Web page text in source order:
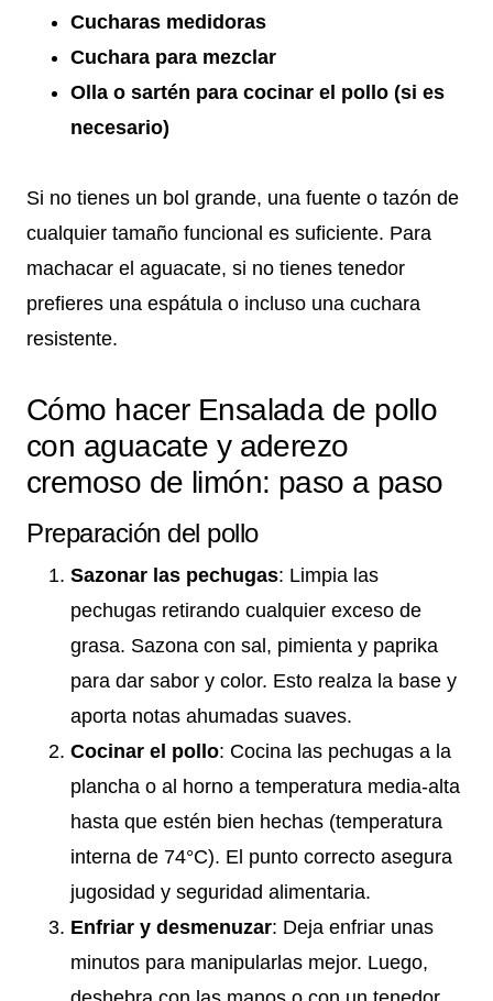
Cucharas medidoras
Cuchara para mezclar
Olla o sartén para cocinar el pollo (si es
necesario)
Si no tienes un bol grande, una fuente o tazón de
cualquier tamaño funcional es suficiente. Para
machacar el aguacate, si no tienes tenedor
prefieres una espátula o incluso una cuchara
resistente.
Cómo hacer Ensalada de pollo
con aguacate y aderezo
cremoso de limón: paso a paso
Preparación del pollo
Sazonar las pechugas: Limpia las
pechugas retirando cualquier exceso de
grasa. Sazona con sal, pimienta y paprika
para dar sabor y color. Esto realza la base y
aporta notas ahumadas suaves.
Cocinar el pollo: Cocina las pechugas a la
plancha o al horno a temperatura media-alta
hasta que estén bien hechas (temperatura
interna de 74°C). El punto correcto asegura
jugosidad y seguridad alimentaria.
Enfriar y desmenuzar: Deja enfriar unas
minutos para manipularlas mejor. Luego,